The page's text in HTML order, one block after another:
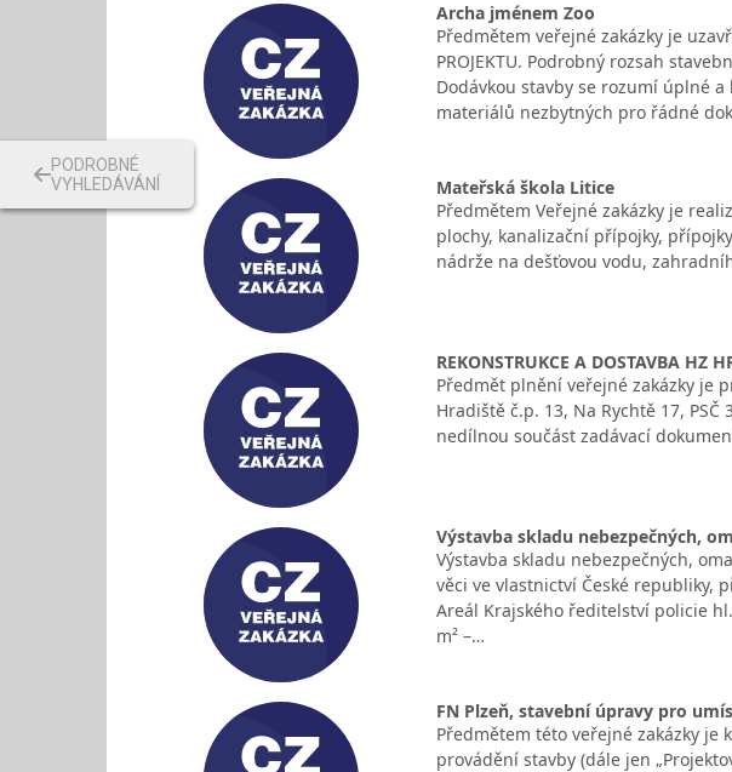
Archa jménem Zoo
Předmětem veřejné zakázky je
PROJEKTU. Podrobný rozsah
Dodávkou stavby se rozumí úplné
materiálů nezbytných pro řádné
Mateřská škola Litice
Předmětem Veřejné zakázky je
plochy, kanalizační přípojky,
nádrže na dešťovou vodu,
REKONSTRUKCE A DOSTAVBA HZ
Předmět plnění veřejné zakázky je
Hradiště č.p. 13, Na Rychtě 17,
nedílnou součást zadávací
Výstavba skladu nebezpečných,
Výstavba skladu nebezpečných,
věci ve vlastnictví České republiky,
Areál Krajského ředitelství policie
m² –…
FN Plzeň, stavební úpravy pro
Předmětem této veřejné zakázky
provádění stavby (dále jen
PODROBNÉ
VYHLEDÁVÁNÍ